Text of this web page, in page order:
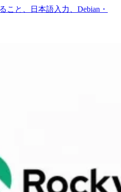
こと、日本語入力、Debian・